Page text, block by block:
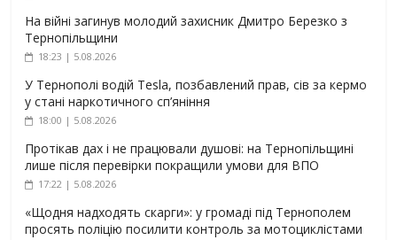
На війні загинув молодий захисник Дмитро Березко з
Тернопільщини
18:23 | 5.08.2026
У Тернополі водій Tesla, позбавлений прав, сів за кермо
у стані наркотичного сп’яніння
18:00 | 5.08.2026
Протікав дах і не працювали душові: на Тернопільщині
лише після перевірки покращили умови для ВПО
17:22 | 5.08.2026
«Щодня надходять скарги»: у громаді під Тернополем
просять поліцію посилити контроль за мотоциклістами